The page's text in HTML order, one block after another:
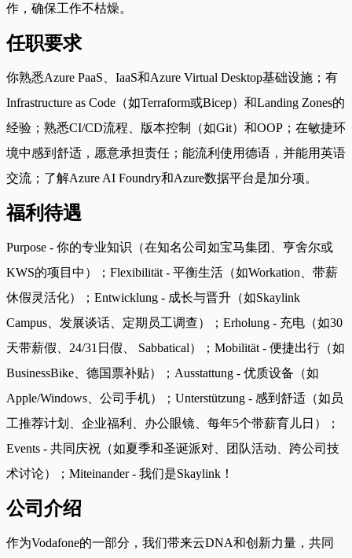
作，确保工作不枯燥。
任职要求
你熟悉Azure PaaS、IaaS和Azure Virtual Desktop基础设施；有
Infrastructure as Code（如Terraform或Bicep）和Landing Zones的
经验；熟悉CI/CD流程、版本控制（如Git）和OOP；在敏捷环
境中感到舒适，愿意承担责任；能流利使用德语，并能用英语
交流；了解Azure AI Foundry和Azure数据平台是加分项。
福利待遇
Purpose - 你的专业知识（在知名公司如宝马集团、亨舍尔或
KWS的项目中）；Flexibilität - 平衡生活（如Workation、带薪
休假灵活化）；Entwicklung - 成长与晋升（如Skaylink
Campus、发展谈话、定期员工调查）；Erholung - 充电（如30
天带薪假、24/31日假、 Sabbatical）；Mobilität - 便捷出行（如
BusinessBike、德国票补贴）；Ausstattung - 优质设备（如
Apple/Windows、公司手机）；Unterstützung - 感到舒适（如员
工推荐计划、企业福利、办公眼镜、每年5个带薪育儿日）；
Events - 共同庆祝（如夏季和圣诞派对、团队活动、跨公司技
术讨论）；Miteinander - 我们是Skaylink！
公司介绍
作为Vodafone的一部分，我们带来云DNA和创新力量，共同